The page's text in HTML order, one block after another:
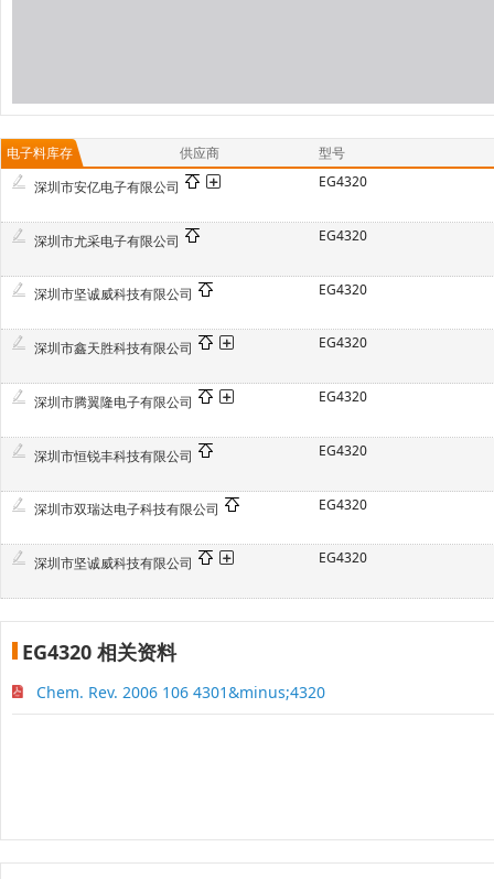
电子料库存 供应商
型号
深圳市安亿电子有限公司
EG4320
深圳市尤采电子有限公司 EG4320
深圳市坚诚威科技有限公司 EG4320
深圳市鑫天胜科技有限公司 EG4320
深圳市腾翼隆电子有限公司 EG4320
深圳市恒锐丰科技有限公司 EG4320
深圳市双瑞达电子科技有限公司 EG4320
深圳市坚诚威科技有限公司 EG4320
EG4320 相关资料
Chem. Rev. 2006 106 4301&minus;4320